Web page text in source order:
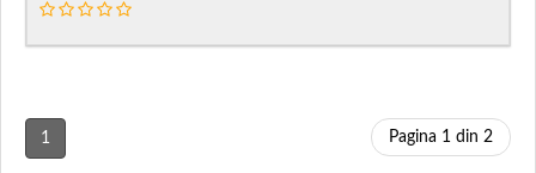
1 Pagina 1 din 2